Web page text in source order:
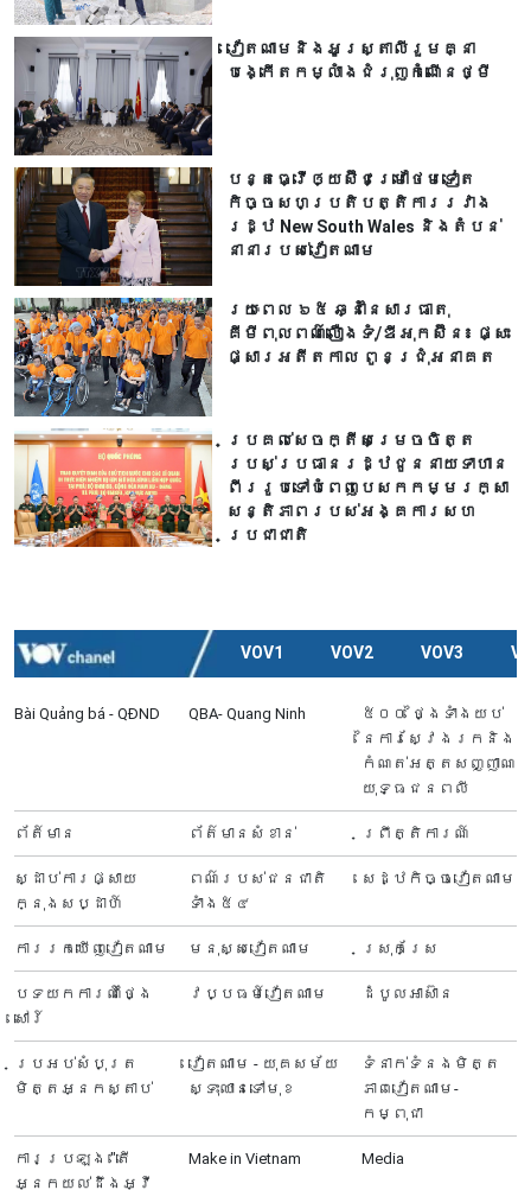
វៀតណាមនិងអូស្ត្រាលីរួមគ្នា
បង្កើតកម្លាំងជំរុញកំណើនថ្មី
បន្តធ្វើឲ្យស៊ីជម្រៅថែមទៀត
កិច្ចសហប្រតិបត្តិការរវាង
រដ្ឋ New South Wales និងតំបន់
នានារបស់វៀតណាម
រយៈពេល ៦៥ ឆ្នាំនៃសារធាតុ
គីមីពុលពណ៌លឿងទុំ/ឌីអុកស៊ីន៖ ផ្សះ
ផ្សារអតីតកាល ពូនជ្រុំអនាគត
ប្រគល់សេចក្តីសម្រេចចិត្ត
របស់ប្រធានរដ្ឋជូននាយទាហាន
ពីររូបទៅបំពេញបេសកកម្មរក្សា
សន្តិភាពរបស់អង្គការសហ
ប្រជាជាតិ
VOV1 VOV2 VOV3
Bài Quảng bá - QĐND QBA- Quang Ninh
៥០០ ថ្ងៃទាំងយប់
នៃការស្វែងរកនិង
កំណត់អត្តសញ្ញាណ
យុទ្ធជនពលី
ព័ត៍មាន ព័ត៌មានសំខាន់ ព្រឹត្តិការណ៍
ស្ដាប់ការផ្សាយ
ក្នុងសប្ដាហ៍
ពណ៌របស់ជនជាតិ
ទាំង៥៤
សេដ្ឋកិច្ចវៀតណាម
ការរកឃើញវៀតណាម មនុស្សវៀតណាម ស្រុកស្រែ
បទយកការណ៍ថ្ងៃ
សៅរ៍
វប្បធម៍វៀតណាម ដំបូលអាស៊ាន
ប្រអប់សំបុត្រ
មិត្តអ្នកស្តាប់
វៀតណាម - យុគសម័យ
ស្ទុះឈានទៅមុខ
ទំនាក់ទំនងមិត្ត
ភាពវៀតណាម-
កម្ពុជា
ការប្រឡង "តើ
អ្នក​យល់ដឹងអ្វី
Make in Vietnam Media